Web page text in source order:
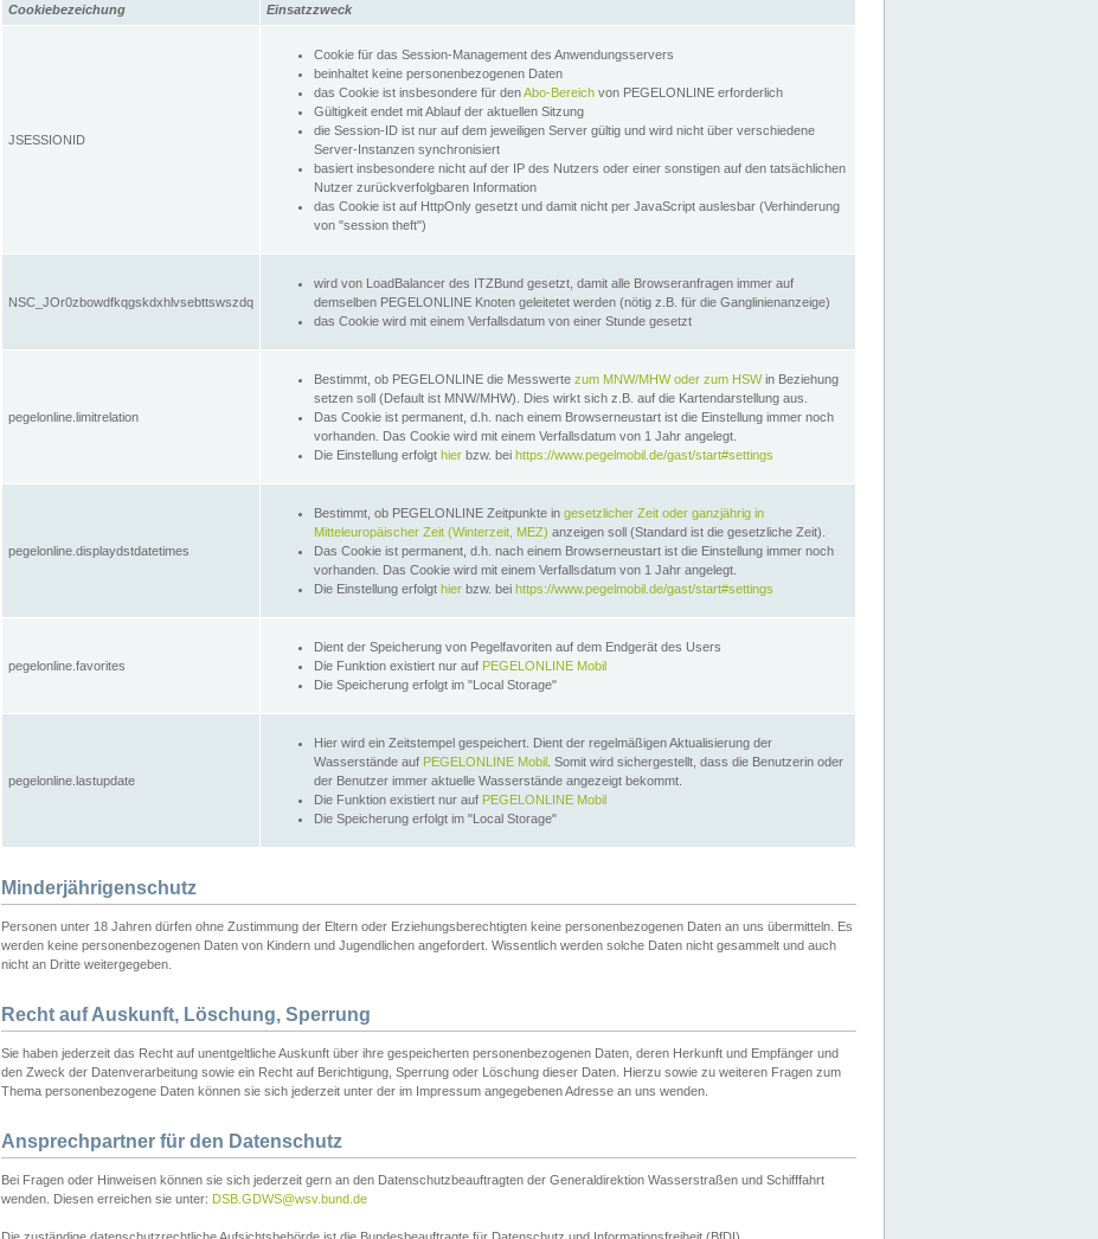
Cookiebezeichung Einsatzzweck
JSESSIONID
Cookie für das Session-Management des Anwendungsservers
beinhaltet keine personenbezogenen Daten
das Cookie ist insbesondere für denAbo-Bereich von PEGELONLINE erforderlich
Gültigkeit endet mit Ablauf der aktuellen Sitzung
die Session-ID ist nur auf dem jeweiligen Server gültig und wird nicht über verschiedene
Server-Instanzen synchronisiert
basiert insbesondere nicht auf der IP des Nutzers oder einer sonstigen auf den tatsächlichen
Nutzer zurückverfolgbaren Information
das Cookie ist auf HttpOnly gesetzt und damit nicht per JavaScript auslesbar (Verhinderung
von "session theft")
NSC_JOr0zbowdfkqgskdxhlvsebttswszdq
wird von LoadBalancer des ITZBund gesetzt, damit alle Browseranfragen immer auf
demselben PEGELONLINE Knoten geleitetet werden (nötig z.B. für die Ganglinienanzeige)
das Cookie wird mit einem Verfallsdatum von einer Stunde gesetzt
pegelonline.limitrelation
Bestimmt, ob PEGELONLINE die Messwerte zum MNW/MHW oder zum HSWin Beziehung
setzen soll (Default ist MNW/MHW). Dies wirkt sich z.B. auf die Kartendarstellung aus.
Das Cookie ist permanent, d.h. nach einem Browserneustart ist die Einstellung immer noch
vorhanden. Das Cookie wird mit einem Verfallsdatum von 1 Jahr angelegt.
Die Einstellung erfolgt hier bzw. bei https://www.pegelmobil.de/gast/start#settings
pegelonline.displaydstdatetimes
Bestimmt, ob PEGELONLINE Zeitpunkte in gesetzlicher Zeit oder ganzjährig in
Mitteleuropäischer Zeit (Winterzeit, MEZ) anzeigen soll (Standard ist die gesetzliche Zeit).
Das Cookie ist permanent, d.h. nach einem Browserneustart ist die Einstellung immer noch
vorhanden. Das Cookie wird mit einem Verfallsdatum von 1 Jahr angelegt.
Die Einstellung erfolgt hier bzw. bei https://www.pegelmobil.de/gast/start#settings
pegelonline.favorites
Dient der Speicherung von Pegelfavoriten auf dem Endgerät des Users
Die Funktion existiert nur auf PEGELONLINE Mobil
Die Speicherung erfolgt im "Local Storage"
pegelonline.lastupdate
Hier wird ein Zeitstempel gespeichert. Dient der regelmäßigen Aktualisierung der
Wasserstände auf PEGELONLINE Mobil . Somit wird sichergestellt, dass die Benutzerin oder
der Benutzer immer aktuelle Wasserstände angezeigt bekommt.
Die Funktion existiert nur auf PEGELONLINE Mobil
Die Speicherung erfolgt im "Local Storage"
Minderjährigenschutz
Personen unter 18 Jahren dürfen ohne Zustimmung der Eltern oder Erziehungsberechtigten keine personenbezogenen Daten an uns übermitteln. Es
werden keine personenbezogenen Daten von Kindern und Jugendlichen angefordert. Wissentlich werden solche Daten nicht gesammelt und auch
nicht an Dritte weitergegeben.
Recht auf Auskunft, Löschung, Sperrung
Sie haben jederzeit das Recht auf unentgeltliche Auskunft über ihre gespeicherten personenbezogenen Daten, deren Herkunft und Empfänger und
den Zweck der Datenverarbeitung sowie ein Recht auf Berichtigung, Sperrung oder Löschung dieser Daten. Hierzu sowie zu weiteren Fragen zum
Thema personenbezogene Daten können sie sich jederzeit unter der im Impressum angegebenen Adresse an uns wenden.
Ansprechpartner für den Datenschutz
Bei Fragen oder Hinweisen können sie sich jederzeit gern an den Datenschutzbeauftragten der Generaldirektion Wasserstraßen und Schifffahrt
wenden. Diesen erreichen sie unter: DSB.GDWS@wsv.bund.de